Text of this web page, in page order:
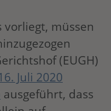
vorliegt, müssen
(EUGH)
Juli 2020
ausgeführt, dass